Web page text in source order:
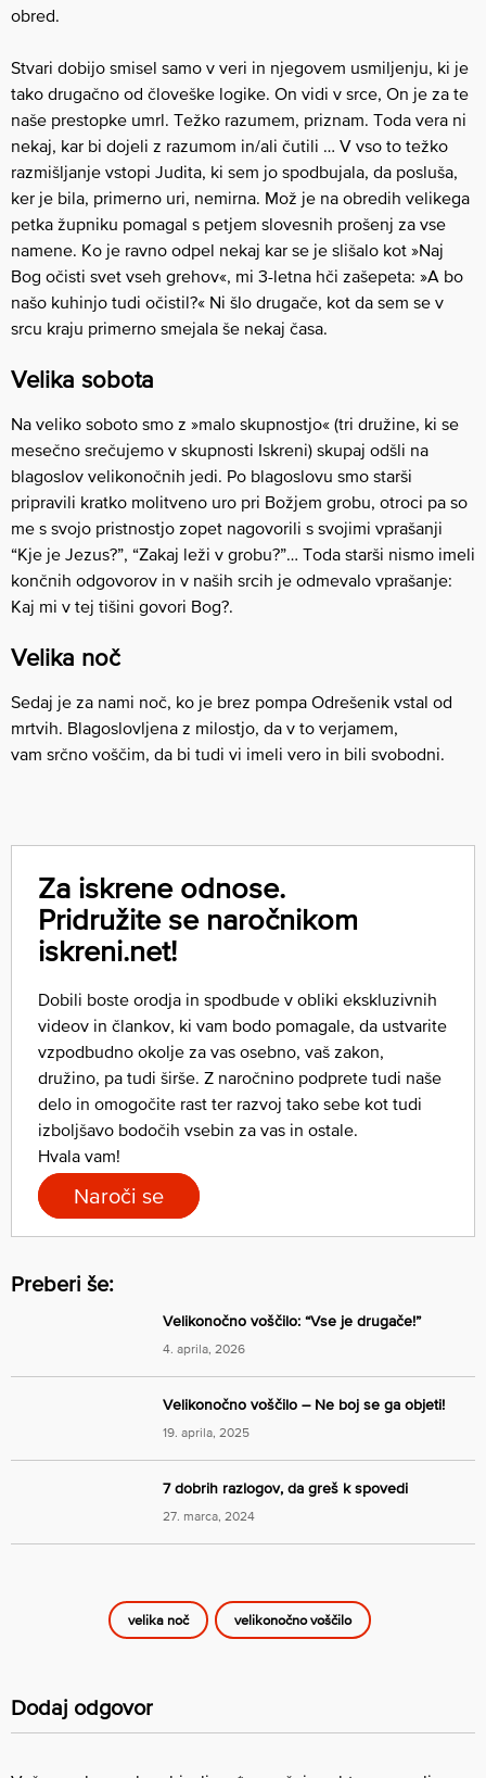
obred.
Stvari dobijo smisel samo v veri in njegovem usmiljenju, ki je
tako drugačno od človeške logike. On vidi v srce, On je za te
naše prestopke umrl. Težko razumem, priznam. Toda vera ni
nekaj, kar bi dojeli z razumom in/ali čutili … V vso to težko
razmišljanje vstopi Judita, ki sem jo spodbujala, da posluša,
ker je bila, primerno uri, nemirna. Mož je na obredih velikega
petka župniku pomagal s petjem slovesnih prošenj za vse
namene. Ko je ravno odpel nekaj kar se je slišalo kot »Naj
Bog očisti svet vseh grehov«, mi 3-letna hči zašepeta: »A bo
našo kuhinjo tudi očistil?« Ni šlo drugače, kot da sem se v
srcu kraju primerno smejala še nekaj časa.
Velika sobota
Na veliko soboto smo z »malo skupnostjo« (tri družine, ki se
mesečno srečujemo v skupnosti Iskreni) skupaj odšli na
blagoslov velikonočnih jedi. Po blagoslovu smo starši
pripravili kratko molitveno uro pri Božjem grobu, otroci pa so
me s svojo pristnostjo zopet nagovorili s svojimi vprašanji
“Kje je Jezus?”, “Zakaj leži v grobu?”… Toda starši nismo imeli
končnih odgovorov in v naših srcih je odmevalo vprašanje:
Kaj mi v tej tišini govori Bog?.
Velika noč
Sedaj je za nami noč, ko je brez pompa Odrešenik vstal od
mrtvih. Blagoslovljena z milostjo, da v to verjamem,
vam srčno voščim, da bi tudi vi imeli vero in bili svobodni.
Za iskrene odnose.
Pridružite se naročnikom
iskreni.net!
Dobili boste orodja in spodbude v obliki ekskluzivnih
videov in člankov, ki vam bodo pomagale, da ustvarite
vzpodbudno okolje za vas osebno, vaš zakon,
družino, pa tudi širše. Z naročnino podprete tudi naše
delo in omogočite rast ter razvoj tako sebe kot tudi
izboljšavo bodočih vsebin za vas in ostale.
Hvala vam!
Naroči se
Preberi še:
Velikonočno voščilo: “Vse je drugače!”
4. aprila, 2026
Velikonočno voščilo – Ne boj se ga objeti!
19. aprila, 2025
7 dobrih razlogov, da greš k spovedi
27. marca, 2024
velika noč velikonočno voščilo
Dodaj odgovor